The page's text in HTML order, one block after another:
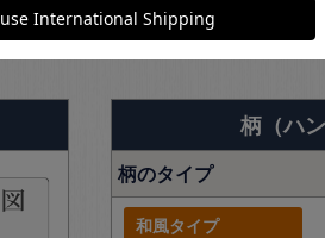
商品詳細
柄（ハ
柄のタイプ
和風タイプ